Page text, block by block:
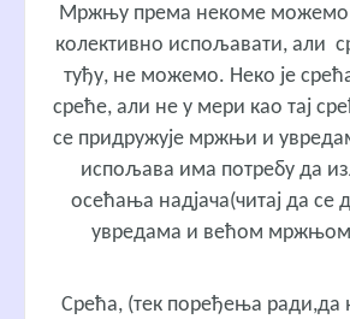
Мржњу према некоме можемо
колективно испољавати, али
туђу, не можемо. Неко је
среће, али не у мери као тај
се придружује мржњи и
испољава има потребу да
осећања надјача(читај да се
увредама и већом мржњом
Срећа, (тек поређења ради,да